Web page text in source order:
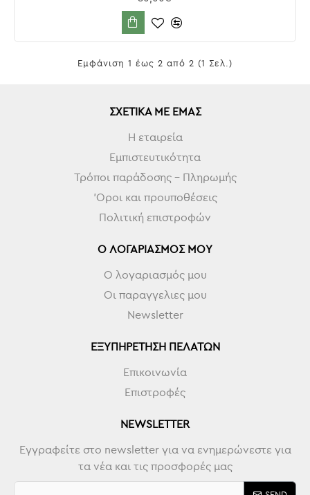
Εμφάνιση 1 έως 2 από 2 (1 Σελ.)
ΣΧΕΤΙΚΆ ΜΕ ΕΜΆΣ
Η εταιρεία
Εμπιστευτικότητα
Τρόποι παράδοσης - Πληρωμής
'Οροι και προυποθέσεις
Πολιτική επιστροφών
Ο ΛΟΓΑΡΙΑΣΜΌΣ ΜΟΥ
Ο λογαριασμός μου
Οι παραγγελιες μου
Newsletter
ΕΞΥΠΗΡΈΤΗΣΗ ΠΕΛΑΤΏΝ
Επικοινωνία
Επιστροφές
NEWSLETTER
Εγγραφείτε στο newsletter για να ενημερώνεστε για
τα νέα και τις προσφορές μας